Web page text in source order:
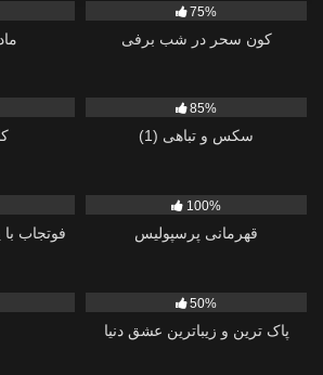
75%
کون سحر در شب برفی
85%
سکس و تباهی (1)
فوتجاب
100%
قهرمانی پرسپولیس
50%
پاک ترین و زیباترین عشق دنیا